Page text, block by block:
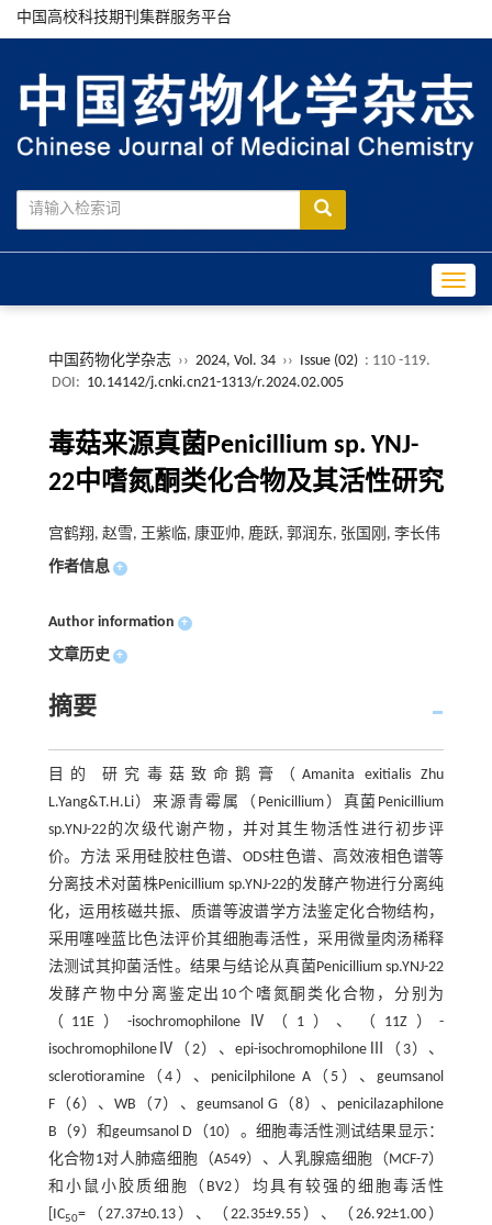
中国高校科技期刊集群服务平台
中国药物化学杂志 ›› 2024, Vol. 34 ›› Issue (02) : 110 -119.
DOI: 10.14142/j.cnki.cn21-1313/r.2024.02.005
毒菇来源真菌Penicillium sp. YNJ-
22中嗜氮酮类化合物及其活性研究
宫鹤翔, 赵雪, 王紫临, 康亚帅, 鹿跃, 郭润东, 张国刚, 李长伟
作者信息 +
Author information +
文章历史 +
摘要
目的 研究毒菇致命鹅膏（Amanita exitialis Zhu
L.Yang&T.H.Li）来源青霉属（Penicillium）真菌Penicillium
sp.YNJ-22的次级代谢产物，并对其生物活性进行初步评
价。方法 采用硅胶柱色谱、ODS柱色谱、高效液相色谱等
分离技术对菌株Penicillium sp.YNJ-22的发酵产物进行分离纯
化，运用核磁共振、质谱等波谱学方法鉴定化合物结构，
采用噻唑蓝比色法评价其细胞毒活性，采用微量肉汤稀释
法测试其抑菌活性。结果与结论从真菌Penicillium sp.YNJ-22
发酵产物中分离鉴定出10个嗜氮酮类化合物，分别为
（11E）-isochromophiloneⅣ（1）、（11Z）-
isochromophiloneⅣ（2）、epi-isochromophiloneⅢ（3）、
sclerotioramine（4）、penicilphilone A（5）、geumsanol
F（6）、WB（7）、geumsanol G（8）、penicilazaphilone
B（9）和geumsanol D（10）。细胞毒活性测试结果显示：
化合物1对人肺癌细胞（A549）、人乳腺癌细胞（MCF-7）
和小鼠小胶质细胞（BV2）均具有较强的细胞毒活性
[IC50=（27.37±0.13）、（22.35±9.55）、（26.92±1.00）